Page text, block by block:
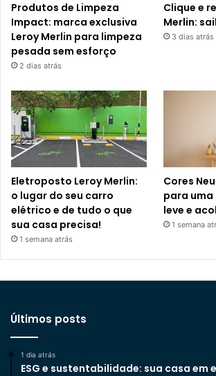
Produtos de Limpeza
Impact: marca exclusiva
Leroy Merlin para limpeza
pesada sem esforço
2 dias atrás
Clique e
Merlin:
3 dias atrás
Eletroposto Leroy Merlin:
o lugar do seu carro
elétrico e de tudo o que
sua casa precisa!
1 semana atrás
Cores
para
leve e
1 semana
Últimos posts
1 dia atrás
ESG e sustentabilidade: sua casa em